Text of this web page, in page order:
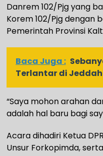
Danrem 102/Pjg yang
Korem 102/Pjg dengan
Pemerintah Provinsi
Baca Juga :
Terlantar di Jeddah
“Saya mohon arahan
adalah hal baru bagi
Acara dihadiri Ketua
Unsur Forkopimda,